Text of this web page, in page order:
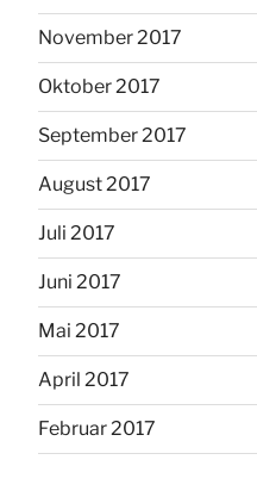
November 2017
Oktober 2017
September 2017
August 2017
Juli 2017
Juni 2017
Mai 2017
April 2017
Februar 2017